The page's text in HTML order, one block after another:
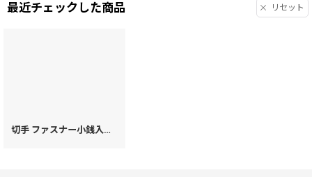
最近チェックした商品 リセット
切手 ファスナー小銭入れ［t］